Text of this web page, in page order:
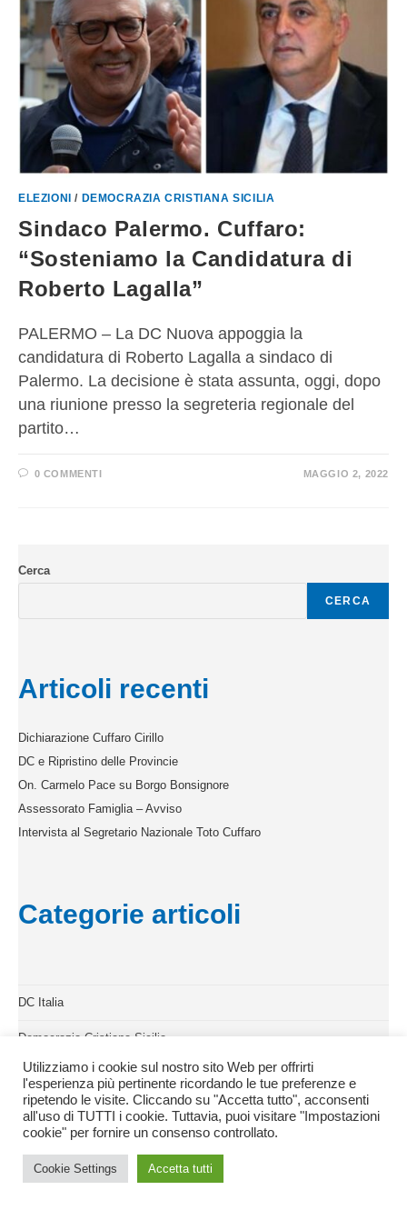
ELEZIONI / DEMOCRAZIA CRISTIANA SICILIA
Sindaco Palermo. Cuffaro:
“Sosteniamo la Candidatura di
Roberto Lagalla”
PALERMO – La DC Nuova appoggia la
candidatura di Roberto Lagalla a sindaco di
Palermo. La decisione è stata assunta, oggi, dopo
una riunione presso la segreteria regionale del
partito…
0 COMMENTI MAGGIO 2, 2022
Cerca
CERCA
Articoli recenti
Dichiarazione Cuffaro Cirillo
DC e Ripristino delle Provincie
On. Carmelo Pace su Borgo Bonsignore
Assessorato Famiglia – Avviso
Intervista al Segretario Nazionale Toto Cuffaro
Categorie articoli
DC Italia
Democrazia Cristiana Sicilia
Diritti Umani
Donne
Utilizziamo i cookie sul nostro sito Web per offrirti
l'esperienza più pertinente ricordando le tue preferenze e
ripetendo le visite. Cliccando su "Accetta tutto", acconsenti
all'uso di TUTTI i cookie. Tuttavia, puoi visitare "Impostazioni
cookie" per fornire un consenso controllato.
Cookie Settings Accetta tutti